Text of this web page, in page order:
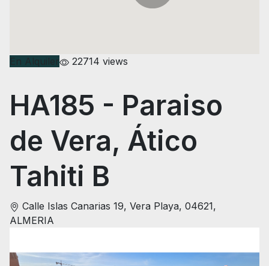
22714 views
HA185 - Paraiso
de Vera, Ático
Tahiti B
Calle Islas Canarias 19, Vera Playa, 04621,
ALMERIA